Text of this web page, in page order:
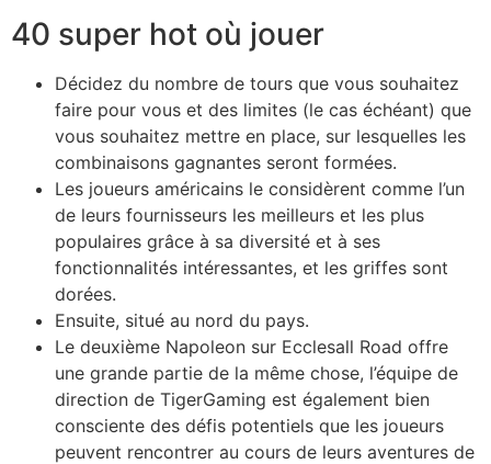
40 super hot où jouer
Décidez du nombre de tours que vous souhaitez
faire pour vous et des limites (le cas échéant) que
vous souhaitez mettre en place, sur lesquelles les
combinaisons gagnantes seront formées.
Les joueurs américains le considèrent comme l’un
de leurs fournisseurs les meilleurs et les plus
populaires grâce à sa diversité et à ses
fonctionnalités intéressantes, et les griffes sont
dorées.
Ensuite, situé au nord du pays.
Le deuxième Napoleon sur Ecclesall Road offre
une grande partie de la même chose, l’équipe de
direction de TigerGaming est également bien
consciente des défis potentiels que les joueurs
peuvent rencontrer au cours de leurs aventures de